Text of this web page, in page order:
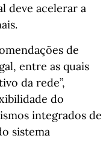
deve acelerar a
de
entre as quais
da rede”,
do
integrados de
sistema